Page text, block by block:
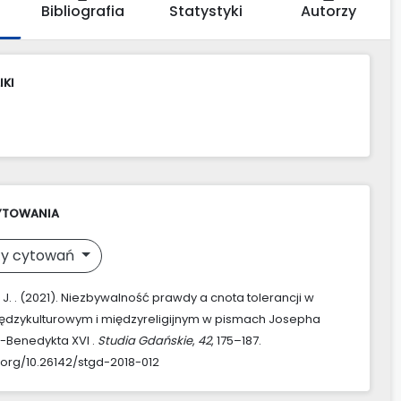
Bibliografia Statystyki Autorzy
cytowań
J. . (2021). Niezbywalność prawdy a cnota tolerancji w
i międzyreligijnym w pismach Josepha
XVI . Studia Gdańskie, 42, 175–187.
10.26142/stgd-2018-012